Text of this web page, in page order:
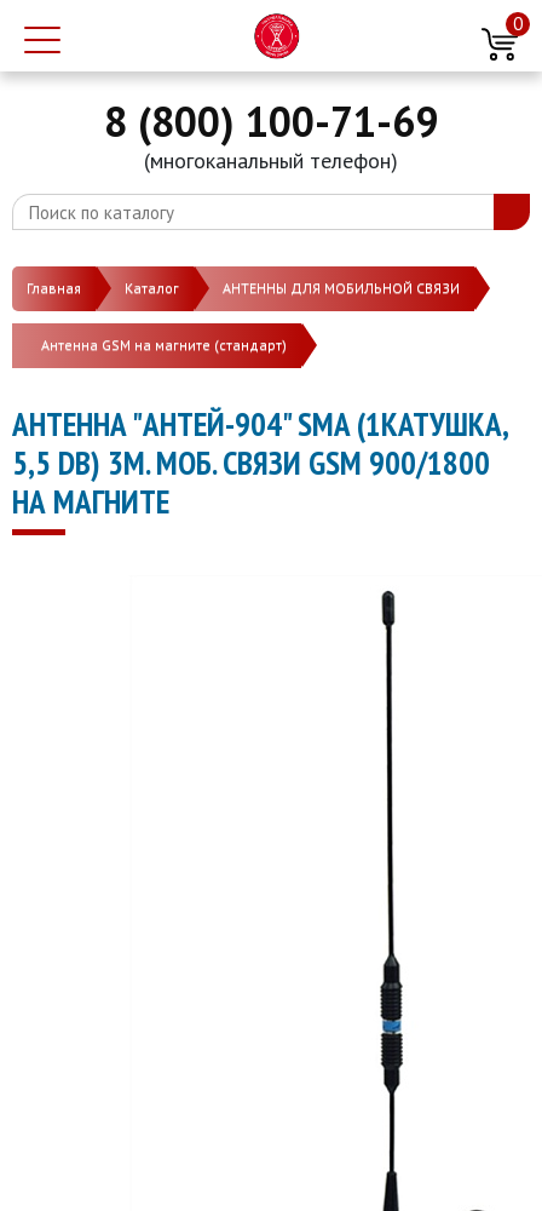
0
8 (800) 100-71-69
(многоканальный телефон)
Главная Каталог АНТЕННЫ ДЛЯ МОБИЛЬНОЙ СВЯЗИ
Антенна GSM на магните (стандарт)
АНТЕННА "АНТЕЙ-904" SMA (1КАТУШКА,
5,5 DB) 3М. МОБ. СВЯЗИ GSM 900/1800
НА МАГНИТЕ